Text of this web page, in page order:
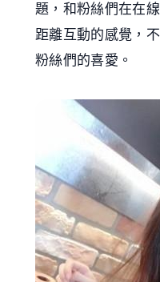
題，和粉絲們在在
距離互動的感覺，
粉絲們的喜愛。